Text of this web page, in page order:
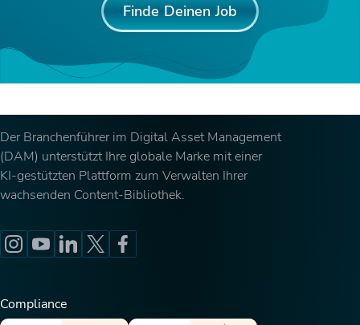
Finde Deinen Job
Der Branchenführer im Digital Asset Management
(DAM) unterstützt Ihre globale Marke mit einer
KI-gestützten Plattform zum Verwalten Ihrer
wachsenden Content-Bibliothek.
Compliance